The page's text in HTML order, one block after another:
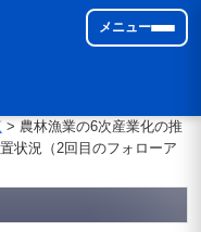
メニュー
> 農林漁業の6次産業化の推
状況（2回目のフォローア